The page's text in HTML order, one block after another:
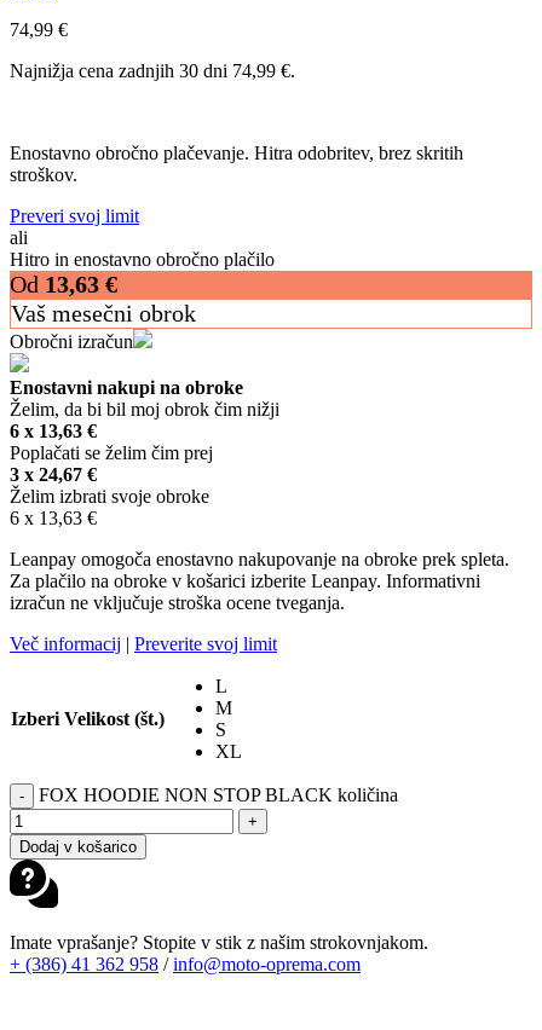
74,99 €
Najnižja cena zadnjih 30 dni 74,99 €.
Enostavno obročno plačevanje. Hitra odobritev, brez skritih
stroškov.
Preveri svoj limit
ali
Hitro in enostavno obročno plačilo
Od 13,63 €
Vaš mesečni obrok
Obročni izračun
Enostavni nakupi na obroke
Želim, da bi bil moj obrok čim nižji
6 x 13,63 €
Poplačati se želim čim prej
3 x 24,67 €
Želim izbrati svoje obroke
6 x 13,63 €
Leanpay omogoča enostavno nakupovanje na obroke prek spleta.
Za plačilo na obroke v košarici izberite Leanpay. Informativni
izračun ne vključuje stroška ocene tveganja.
Več informacij | Preverite svoj limit
Izberi Velikost (št.)
L
M
S
XL
- FOX HOODIE NON STOP BLACK količina
+
Dodaj v košarico
Imate vprašanje? Stopite v stik z našim strokovnjakom.
+ (386) 41 362 958 /info@moto-oprema.com